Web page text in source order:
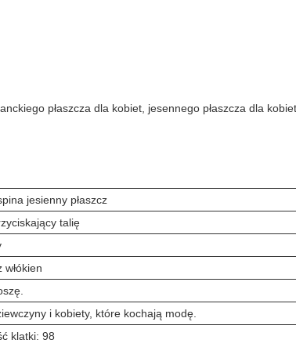
płaszcza dla kobiet, jesennego płaszcza dla kobiet
jesienny płaszcz
talię
włókien
i kobiety, które kochają modę.
klatki: 98